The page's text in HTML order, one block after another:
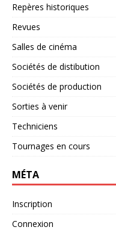
Repères historiques
Revues
Salles de cinéma
Sociétés de distibution
Sociétés de production
Sorties à venir
Techniciens
Tournages en cours
MÉTA
Inscription
Connexion